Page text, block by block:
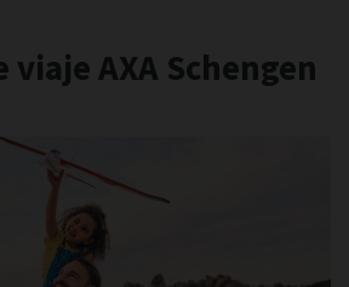
viaje AXA Schengen